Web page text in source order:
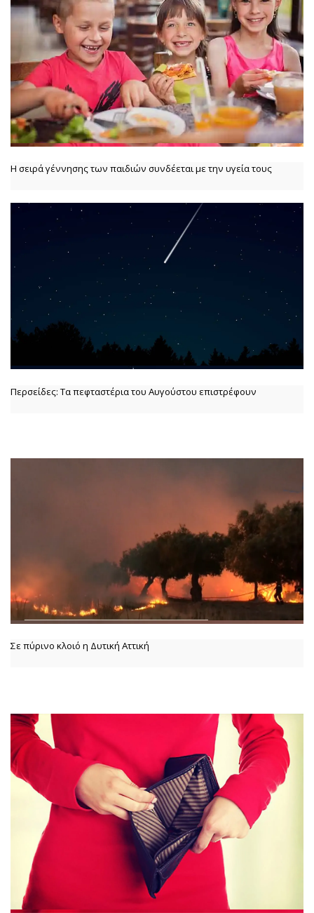
Η σειρά γέννησης των παιδιών συνδέεται με την υγεία τους
Περσείδες: Τα πεφταστέρια του Αυγούστου επιστρέφουν
Σε πύρινο κλοιό η Δυτική Αττική